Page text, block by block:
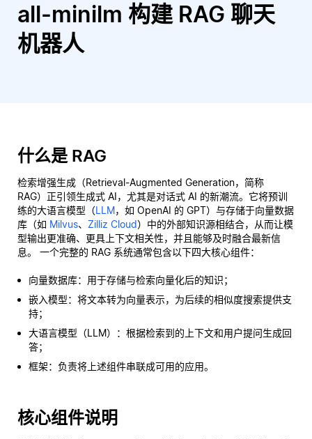
all-minilm 构建 RAG 聊天
机器人
什么是 RAG
检索增强生成（Retrieval-Augmented Generation，简称
RAG）正引领生成式 AI，尤其是对话式 AI 的新潮流。它将预训
练的大语言模型（LLM，如 OpenAI 的 GPT）与存储于向量数据
库（如 Milvus、 Zilliz Cloud）中的外部知识源相结合，从而让模
型输出更准确、更具上下文相关性，并且能够及时融合最新信
息。 一个完整的 RAG 系统通常包含以下四大核心组件：
向量数据库：用于存储与检索向量化后的知识；
嵌入模型：将文本转为向量表示，为后续的相似度搜索提供支
持；
大语言模型（LLM）：根据检索到的上下文和用户提问生成回
答；
框架：负责将上述组件串联成可用的应用。
核心组件说明